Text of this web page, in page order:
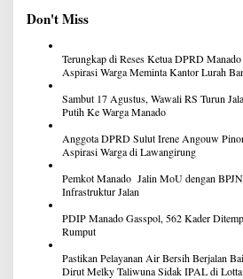
Don't Miss
Terungkap di Reses Ketua DPRD
Aspirasi Warga Meminta Kantor Lurah
Sambut 17 Agustus, Wawali RS Turun
Putih Ke Warga Manado
Anggota DPRD Sulut Irene Angouw
Aspirasi Warga di Lawangirung
Pemkot Manado Jalin MoU dengan
Infrastruktur Jalan
PDIP Manado Gasspol, 562 Kader
Rumput
Pastikan Pelayanan Air Bersih Berjalan
Dirut Melky Taliwuna Sidak IPAL di Lotta